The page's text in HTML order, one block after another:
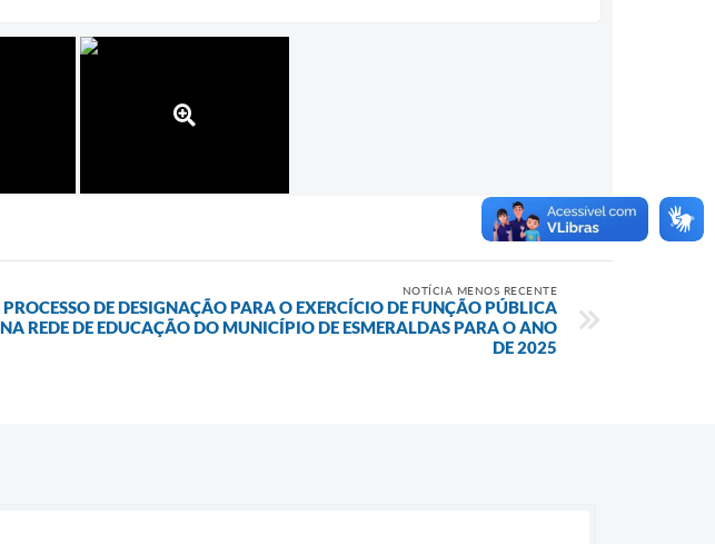
NOTÍCIA MENOS RECENTE
PROCESSO DE DESIGNAÇÃO PARA O EXERCÍCIO DE FUNÇÃO PÚBLICA
NA REDE DE EDUCAÇÃO DO MUNICÍPIO DE ESMERALDAS PARA O ANO
DE 2025